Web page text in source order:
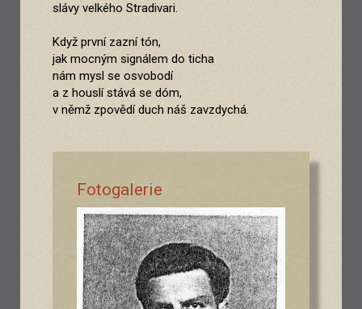
slávy velkého Stradivari.
Když první zazní tón,
jak mocným signálem do ticha
nám mysl se osvobodí
a z houslí stává se dóm,
v němž zpovědí duch náš zavzdychá.
Fotogalerie